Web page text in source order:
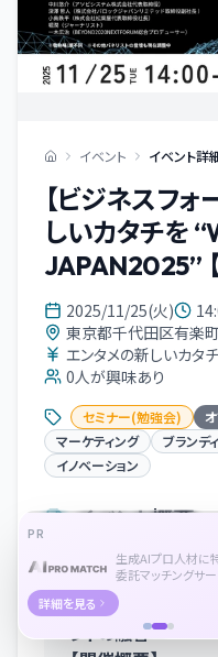
イベント イベント詳
【ビジネスフォ
しいカタチを
JAPAN2025”
2025/11/25(火)
東京都千代⽥区有楽
エンタメの新しいカタ
0人が興味あり
セミナー(勉強会)
マーケティング
ブランデ
イノベーション
イベント概要
WEAVE JAPAN
〜次世代に向けた
ントの融合〜
PR
生成AIプロ人材に
委託マッチングサー
詳細を見る